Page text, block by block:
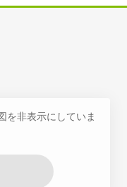
を非表示にしていま